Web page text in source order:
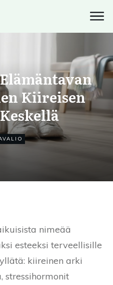
Kiireisen
nimeää
esteeksi terveellisille
kiireinen arki
stressihormonit